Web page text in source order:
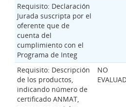
Requisito: Declaración
Jurada suscripta por el
oferente que de
cuenta del
cumplimiento con el
Programa de Integ
Requisito: Descripción
de los productos,
indicando número de
certificado ANMAT,
NO